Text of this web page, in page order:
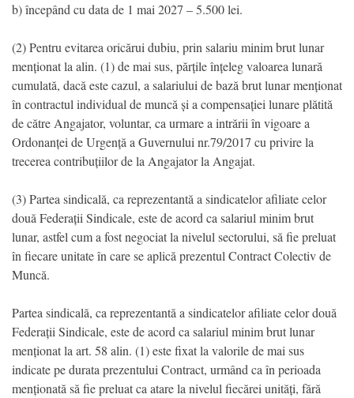
b) începând cu data de 1 mai 2027 – 5.500 lei.
(2) Pentru evitarea oricărui dubiu, prin salariu minim brut lunar
menționat la alin. (1) de mai sus, părțile înțeleg valoarea lunară
cumulată, dacă este cazul, a salariului de bază brut lunar menționat
în contractul individual de muncă și a compensației lunare plătită
de către Angajator, voluntar, ca urmare a intrării în vigoare a
Ordonanței de Urgență a Guvernului nr.79/2017 cu privire la
trecerea contribuțiilor de la Angajator la Angajat.
(3) Partea sindicală, ca reprezentantă a sindicatelor afiliate celor
două Federații Sindicale, este de acord ca salariul minim brut
lunar, astfel cum a fost negociat la nivelul sectorului, să fie preluat
în fiecare unitate în care se aplică prezentul Contract Colectiv de
Muncă.
Partea sindicală, ca reprezentantă a sindicatelor afiliate celor două
Federații Sindicale, este de acord ca salariul minim brut lunar
menționat la art. 58 alin. (1) este fixat la valorile de mai sus
indicate pe durata prezentului Contract, urmând ca în perioada
menționată să fie preluat ca atare la nivelul fiecărei unități, fără